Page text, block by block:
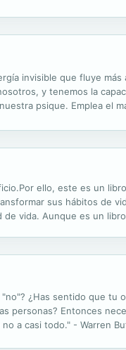
invisible que fluye
y tenemos la
psique. Emplea el
ello, este es un
sus hábitos de
vida. Aunque es un
¿Has sentido que tu
personas? Entonces
a casi todo." - Warren